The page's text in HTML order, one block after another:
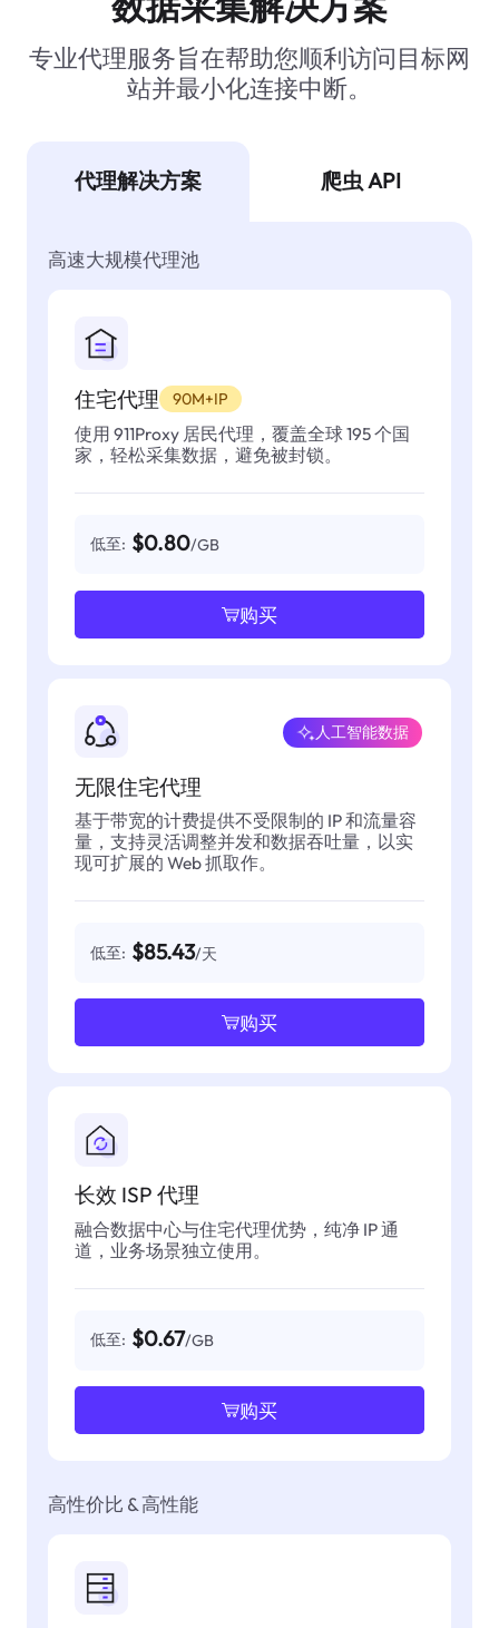
专业代理服务旨在帮助您顺利访问目标网
站并最小化连接中断。
代理解决方案 爬虫 API
高速大规模代理池
住宅代理 90M+IP
使用 911Proxy 居民代理，覆盖全球 195 个国
家，轻松采集数据，避免被封锁。
低至: $0.80/GB
购买
无限住宅代理
人工智能数据
基于带宽的计费提供不受限制的 IP 和流量容
量，支持灵活调整并发和数据吞吐量，以实
现可扩展的 Web 抓取作。
低至: $85.43/天
购买
长效 ISP 代理
融合数据中心与住宅代理优势，纯净 IP 通
道，业务场景独立使用。
低至: $0.67/GB
购买
高性价比 & 高性能